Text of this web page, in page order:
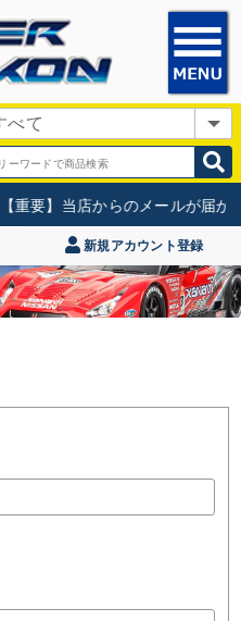
【重要】当店からのメールが届か
新規アカウント登録